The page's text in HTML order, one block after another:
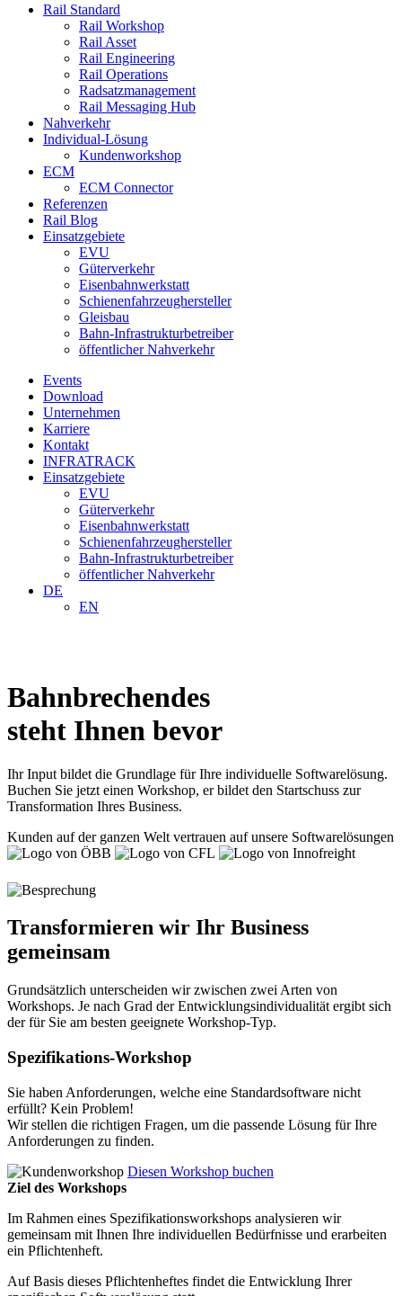
Rail Standard
Rail Workshop
Rail Asset
Rail Engineering
Rail Operations
Radsatzmanagement
Rail Messaging Hub
Nahverkehr
Individual-Lösung
Kundenworkshop
ECM
ECM Connector
Referenzen
Rail Blog
Einsatzgebiete
EVU
Güterverkehr
Eisenbahnwerkstatt
Schienenfahrzeughersteller
Gleisbau
Bahn-Infrastrukturbetreiber
öffentlicher Nahverkehr
Events
Download
Unternehmen
Karriere
Kontakt
INFRATRACK
Einsatzgebiete
EVU
Güterverkehr
Eisenbahnwerkstatt
Schienenfahrzeughersteller
Bahn-Infrastrukturbetreiber
öffentlicher Nahverkehr
DE
EN
Bahnbrechendes
steht Ihnen bevor
Ihr Input bildet die Grundlage für Ihre individuelle Softwarelösung.
Buchen Sie jetzt einen Workshop, er bildet den Startschuss zur
Transformation Ihres Business.
Kunden auf der ganzen Welt vertrauen auf unsere Softwarelösungen
Transformieren wir Ihr Business
gemeinsam
Grundsätzlich unterscheiden wir zwischen zwei Arten von
Workshops. Je nach Grad der Entwicklungsindividualität ergibt sich
der für Sie am besten geeignete Workshop-Typ.
Spezifikations-Workshop
Sie haben Anforderungen, welche eine Standardsoftware nicht
erfüllt? Kein Problem!
Wir stellen die richtigen Fragen, um die passende Lösung für Ihre
Anforderungen zu finden.
Diesen Workshop buchen
Ziel des Workshops
Im Rahmen eines Spezifikationsworkshops analysieren wir
gemeinsam mit Ihnen Ihre individuellen Bedürfnisse und erarbeiten
ein Pflichtenheft.
Auf Basis dieses Pflichtenheftes findet die Entwicklung Ihrer